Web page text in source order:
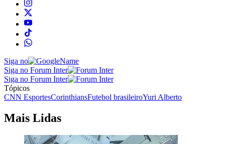
Siga no
Siga no Forum Inter
Siga no Forum Inter
Tópicos
CNN EsportesCorinthiansFutebol brasileiroYuri Alberto
Mais Lidas